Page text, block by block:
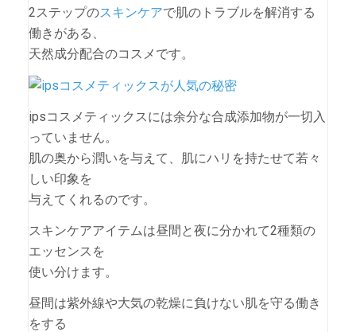
2ステップのスキンケアで肌のトラブルを解消する
働きがある、
天然成分配合のコスメです。
ipsコスメティックスには余分な合成添加物が一切入
っていません。
肌の奥から潤いを与えて、肌にハリを持たせて若々
しい印象を
与えてくれるのです。
スキンケアアイテムは昼間と夜に分かれて2種類の
エッセンスを
使い分けます。
昼間は紫外線や大気の乾燥に負けない肌を守る働き
をする